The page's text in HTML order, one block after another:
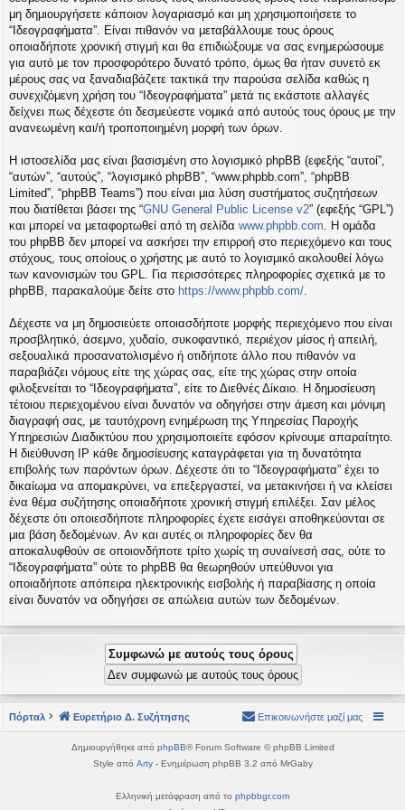
εις
μη δημιουργήσετε κάποιον λογαριασμό και μη χρησιμοποιήσετε το
“Ιδεογραφήματα”. Είναι πιθανόν να μεταβάλλουμε τους όρους
οποιαδήποτε χρονική στιγμή και θα επιδιώξουμε να σας ενημερώσουμε
για αυτό με τον προσφορότερο δυνατό τρόπο, όμως θα ήταν συνετό εκ
μέρους σας να ξαναδιαβάζετε τακτικά την παρούσα σελίδα καθώς η
συνεχιζόμενη χρήση του “Ιδεογραφήματα” μετά τις εκάστοτε αλλαγές
δείχνει πως δέχεστε ότι δεσμεύεστε νομικά από αυτούς τους όρους με την
ανανεωμένη και/ή τροποποιημένη μορφή των όρων.
Η ιστοσελίδα μας είναι βασισμένη στο λογισμικό phpBB (εφεξής “αυτοί”,
“αυτών”, “αυτούς”, “λογισμικό phpBB”, “www.phpbb.com”, “phpBB
Limited”, “phpBB Teams”) που είναι μια λύση συστήματος συζητήσεων
που διατίθεται βάσει της “GNU General Public License v2” (εφεξής “GPL”)
και μπορεί να μεταφορτωθεί από τη σελίδα www.phpbb.com . Η ομάδα
του phpBB δεν μπορεί να ασκήσει την επιρροή στο περιεχόμενο και τους
στόχους, τους οποίους ο χρήστης με αυτό το λογισμικό ακολουθεί λόγω
των κανονισμών του GPL. Για περισσότερες πληροφορίες σχετικά με το
phpBB, παρακαλούμε δείτε στο https://www.phpbb.com/
Δέχεστε να μη δημοσιεύετε οποιασδήποτε μορφής περιεχόμενο που είναι
προσβλητικό, άσεμνο, χυδαίο, συκοφαντικό, περιέχον μίσος ή απειλή,
σεξουαλικά προσανατολισμένο ή οτιδήποτε άλλο που πιθανόν να
παραβιάζει νόμους είτε της χώρας σας, είτε της χώρας στην οποία
φιλοξενείται το “Ιδεογραφήματα”, είτε το Διεθνές Δίκαιο. Η δημοσίευση
τέτοιου περιεχομένου είναι δυνατόν να οδηγήσει στην άμεση και μόνιμη
διαγραφή σας, με ταυτόχρονη ενημέρωση της Υπηρεσίας Παροχής
Υπηρεσιών Διαδικτύου που χρησιμοποιείτε εφόσον κρίνουμε απαραίτητο.
Η διεύθυνση IP κάθε δημοσίευσης καταγράφεται για τη δυνατότητα
επιβολής των παρόντων όρων. Δέχεστε ότι το “Ιδεογραφήματα” έχει το
δικαίωμα να απομακρύνει, να επεξεργαστεί, να μετακινήσει ή να κλείσει
ένα θέμα συζήτησης οποιαδήποτε χρονική στιγμή επιλέξει. Σαν μέλος
δέχεστε ότι οποιεσδήποτε πληροφορίες έχετε εισάγει αποθηκεύονται σε
μια βάση δεδομένων. Αν και αυτές οι πληροφορίες δεν θα
αποκαλυφθούν σε οποιονδήποτε τρίτο χωρίς τη συναίνεσή σας, ούτε το
“Ιδεογραφήματα” ούτε το phpBB θα θεωρηθούν υπεύθυνοι για
οποιαδήποτε απόπειρα ηλεκτρονικής εισβολής ή παραβίασης η οποία
είναι δυνατόν να οδηγήσει σε απώλεια αυτών των δεδομένων.
Πόρταλ Ευρετήριο Δ. Συζήτησης Επικοινωνήστε μαζί μας
Δημιουργήθηκε από phpBB® Forum Software © phpBB Limited
Style από Arty- Ενημέρωση phpBB 3.2 από MrGaby
Ελληνική μετάφραση από το phpbbgr.com